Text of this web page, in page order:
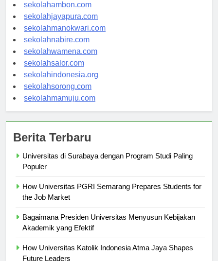
sekolahambon.com
sekolahjayapura.com
sekolahmanokwari.com
sekolahnabire.com
sekolahwamena.com
sekolahsalor.com
sekolahindonesia.org
sekolahsorong.com
Berita Terbaru
Universitas di Surabaya dengan Program Studi Paling
How Universitas PGRI Semarang Prepares Students for
Bagaimana Presiden Universitas Menyusun Kebijakan
How Universitas Katolik Indonesia Atma Jaya Shapes